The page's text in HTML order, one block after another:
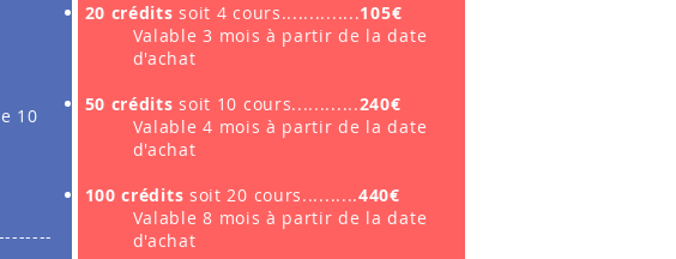
10
20 crédits soit 4 cours..............105€
Valable 3 mois à partir de la date
d'achat
50 crédits soit 10 cours............240€
Valable 4 mois à partir de la date
d'achat
100 crédits soit 20 cours..........440€
Valable 8 mois à partir de la date
d'achat